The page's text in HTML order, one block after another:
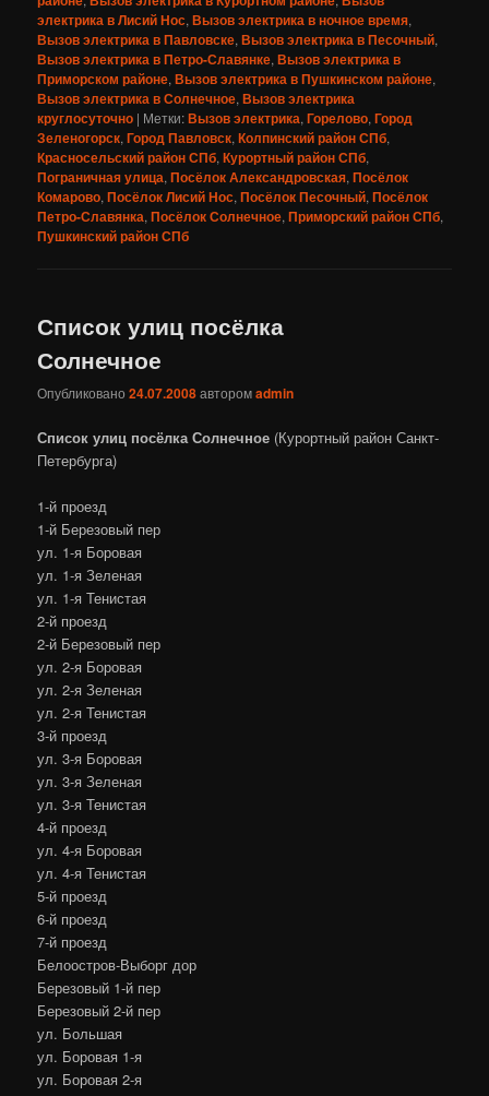
электрика в Лисий Нос,Вызов электрика в ночное время,
Вызов электрика в Павловске,Вызов электрика в Песочный,
Вызов электрика в Петро-Славянке,Вызов электрика в
Приморском районе,Вызов электрика в Пушкинском районе,
Вызов электрика в Солнечное,Вызов электрика
круглосуточно | Метки:Вызов электрика,Горелово,Город
Зеленогорск,Город Павловск,Колпинский район СПб,
Красносельский район СПб,Курортный район СПб,
Пограничная улица,Посёлок Александровская,Посёлок
Комарово,Посёлок Лисий Нос,Посёлок Песочный,Посёлок
Петро-Славянка,Посёлок Солнечное,Приморский район СПб,
Пушкинский район СПб
Список улиц посёлка
Солнечное
Опубликовано24.07.2008авторомadmin
Список улиц посёлка Солнечное (Курортный район Санкт-
Петербурга)
1-й проезд
1-й Березовый пер
ул. 1-я Боровая
ул. 1-я Зеленая
ул. 1-я Тенистая
2-й проезд
2-й Березовый пер
ул. 2-я Боровая
ул. 2-я Зеленая
ул. 2-я Тенистая
3-й проезд
ул. 3-я Боровая
ул. 3-я Зеленая
ул. 3-я Тенистая
4-й проезд
ул. 4-я Боровая
ул. 4-я Тенистая
5-й проезд
6-й проезд
7-й проезд
Белоостров-Выборг дор
Березовый 1-й пер
Березовый 2-й пер
ул. Большая
ул. Боровая 1-я
ул. Боровая 2-я